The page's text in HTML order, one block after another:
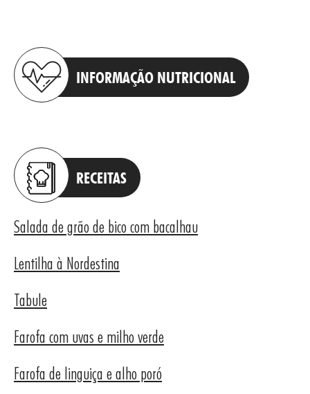
INFORMAÇÃO NUTRICIONAL
RECEITAS
Salada de grão de bico com bacalhau
Lentilha à Nordestina
Tabule
Farofa com uvas e milho verde
Farofa de linguiça e alho poró